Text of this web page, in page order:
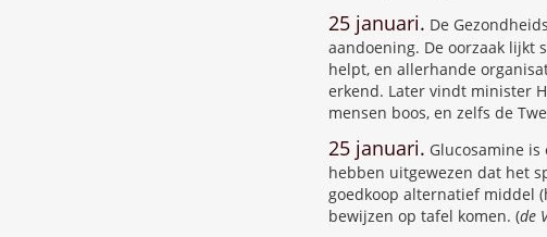
25 januari. De
aandoening. De oorzaak lijkt
helpt, en allerhande
erkend. Later vindt minister
mensen boos, en zelfs de
25 januari. Glucosamine
hebben uitgewezen dat het
goedkoop alternatief middel
bewijzen op tafel komen. (de